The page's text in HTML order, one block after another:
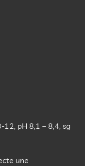
12, pH 8,1 – 8,4, sg
une